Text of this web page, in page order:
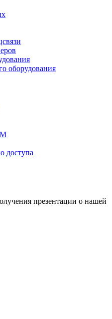
оборудования
доступа
презентации о нашей